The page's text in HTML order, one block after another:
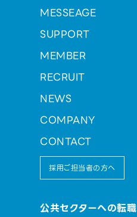
MESSEAGE
SUPPORT
MEMBER
RECRUIT
NEWS
COMPANY
CONTACT
採用ご担当者の方へ
公共セクターへの転職